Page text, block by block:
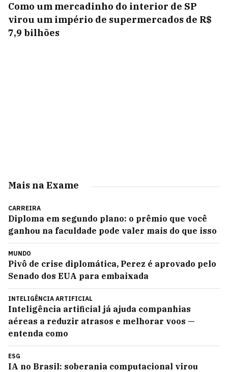
Como um mercadinho do interior de SP
virou um império de supermercados de R$
7,9 bilhões
Mais na Exame
CARREIRA
Diploma em segundo plano: o prêmio que você
ganhou na faculdade pode valer mais do que isso
MUNDO
Pivô de crise diplomática, Perez é aprovado pelo
Senado dos EUA para embaixada
INTELIGÊNCIA ARTIFICIAL
Inteligência artificial já ajuda companhias
aéreas a reduzir atrasos e melhorar voos —
entenda como
ESG
IA no Brasil: soberania computacional virou